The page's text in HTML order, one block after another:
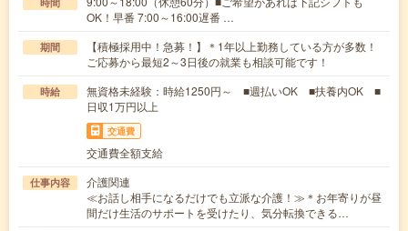
OK！早番 7:00～16:00遅番 …
期間
【積極採用中！急募！】＊1年以上勤務している方が多数！
ご応募から最短2～3日後の就業も相談可能です！
時給
無資格未経験：時給1250円～ ■週払いOK ■扶養内OK ■
日収1万円以上
交通費
交通費全額支給
仕事内容
介護関連
≪お話し相手になるだけでも立派な介護！≫＊お年寄りが昼
間だけ生活のサポートを受けたり、気分転換できる…